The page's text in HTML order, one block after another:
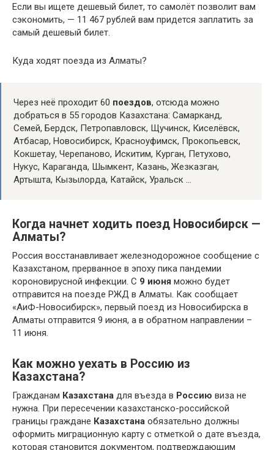
Если вы ищете дешевый билет, то самолёт позволит вам
сэкономить, — 11 467 рублей вам придется заплатить за
самый дешевый билет.
Куда ходят поезда из Алматы?
Через неё проходит 60 поездов, отсюда можно
добраться в 55 городов Казахстана: Самарканд,
Семей, Бердск, Петропавловск, Щучинск, Киселёвск,
Атбасар, Новосибирск, Красноуфимск, Прокопьевск,
Кокшетау, Черепаново, Искитим, Курган, Петухово,
Нукус, Караганда, Шымкент, Казань, Жезказган,
Артышта, Кызылорда, Катайск, Уральск …
Когда начнет ходить поезд Новосибирск —
Алматы?
Россия восстанавливает железнодорожное сообщение с
Казахстаном, прерванное в эпоху пика пандемии
короновирусной инфекции. С 9 июня можно будет
отправится на поезде РЖД в Алматы. Как сообщает
«АиФ-Новосибирск», первый поезд из Новосибирска в
Алматы отправится 9 июня, а в обратном направлении –
11 июня.
Как можно уехать в Россию из
Казахстана?
Гражданам Казахстана для въезда в Россию виза не
нужна. При пересечении казахстанско-российской
границы граждане Казахстана обязательно должны
оформить миграционную карту с отметкой о дате въезда,
которая становится документом, подтверждающим